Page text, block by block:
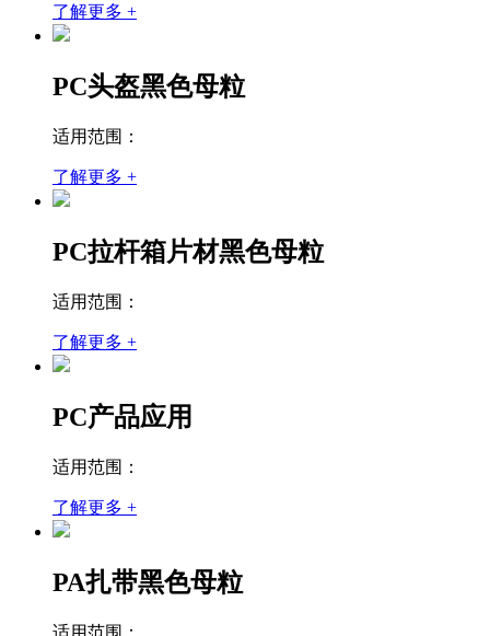
了解更多 +
PC头盔黑色母粒
适用范围：
了解更多 +
PC拉杆箱片材黑色母粒
适用范围：
了解更多 +
PC产品应用
适用范围：
了解更多 +
PA扎带黑色母粒